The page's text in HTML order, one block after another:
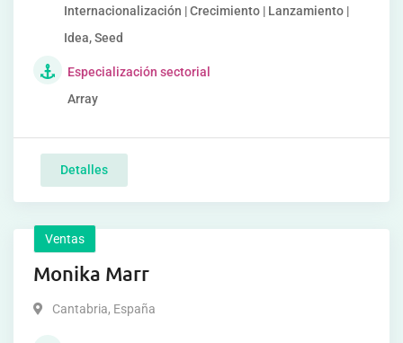
Internacionalización | Crecimiento | Lanzamiento |
Idea, Seed
Especialización sectorial
Array
Detalles
Ventas
Monika Marr
Cantabria, España